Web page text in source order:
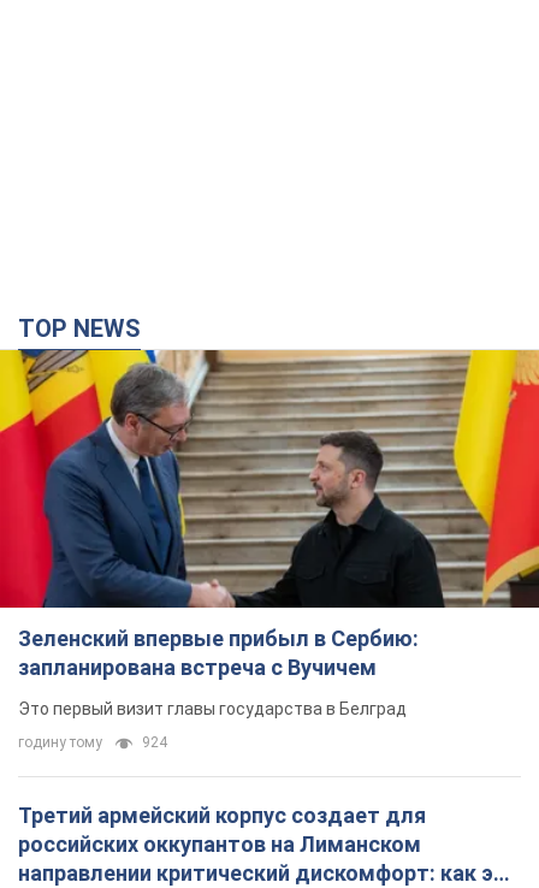
TOP NEWS
Зеленский впервые прибыл в Сербию:
запланирована встреча с Вучичем
Это первый визит главы государства в Белград
годину тому 924
Третий армейский корпус создает для
российских оккупантов на Лиманском
направлении критический дискомфорт: как это